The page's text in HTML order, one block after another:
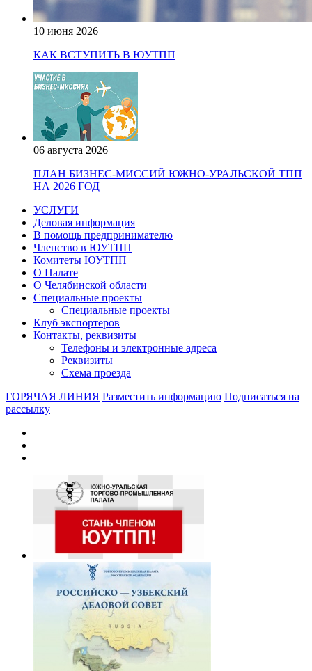
10 июня 2026
КАК ВСТУПИТЬ В ЮУТПП
06 августа 2026
ПЛАН БИЗНЕС-МИССИЙ ЮЖНО-УРАЛЬСКОЙ ТПП
НА 2026 ГОД
УСЛУГИ
Деловая информация
В помощь предпринимателю
Членство в ЮУТПП
Комитеты ЮУТПП
О Палате
О Челябинской области
Специальные проекты
Специальные проекты
Клуб экспортеров
Контакты, реквизиты
Телефоны и электронные адреса
Реквизиты
Схема проезда
ГОРЯЧАЯ ЛИНИЯ Разместить информацию Подписаться на
рассылку